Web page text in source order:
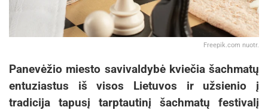
Freepik.com nuotr.
Panevėžio miesto savivaldybė kviečia šachmatų
entuziastus iš visos Lietuvos ir užsienio į
tradicija tapusį tarptautinį šachmatų festivalį